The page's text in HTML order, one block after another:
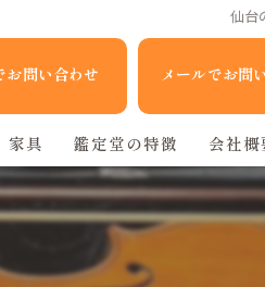
仙台
問い合わせ メールでお問
家具 鑑定堂の特徴
家電
人形
会社概